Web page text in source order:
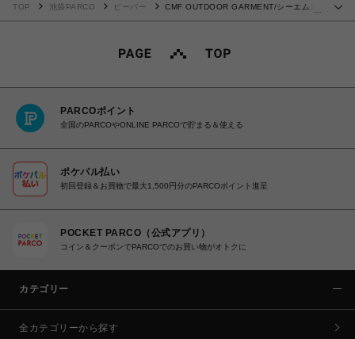
TOP 池袋PARCO ビーバー
CMF OUTDOOR GARMENT/シーエムエ
PARCOポイント
全国のPARCOやONLINE PARCOで貯まる＆使える
ポケパル払い
初回登録＆お買物で最大1,500円分のPARCOポイント進呈
POCKET PARCO（公式アプリ）
コイン＆クーポンでPARCOでのお買い物がオトクに
カテゴリー
全カテゴリーから探す